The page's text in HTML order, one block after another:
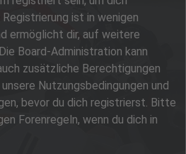
ist in wenigen
ermöglicht dir, auf weitere
Board-Administration kann
zusätzliche Berechtigungen
Nutzungsbedingungen und
bevor du dich registrierst. Bitte
Forenregeln, wenn du dich in